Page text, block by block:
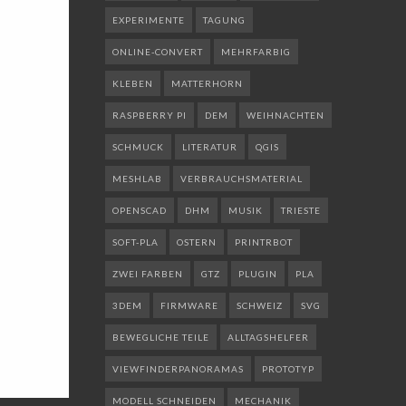
EXPERIMENTE TAGUNG
ONLINE-CONVERT MEHRFARBIG
KLEBEN MATTERHORN
RASPBERRY PI DEM WEIHNACHTEN
SCHMUCK LITERATUR QGIS
MESHLAB VERBRAUCHSMATERIAL
OPENSCAD DHM MUSIK TRIESTE
SOFT-PLA OSTERN PRINTRBOT
ZWEI FARBEN GTZ PLUGIN PLA
3DEM FIRMWARE SCHWEIZ SVG
BEWEGLICHE TEILE ALLTAGSHELFER
VIEWFINDERPANORAMAS PROTOTYP
MODELL SCHNEIDEN MECHANIK